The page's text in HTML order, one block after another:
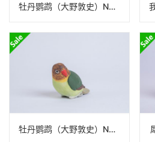
牡丹鹦鹉（大野敦史）N24B77
牡丹鹦鹉（大野敦史）N24B77